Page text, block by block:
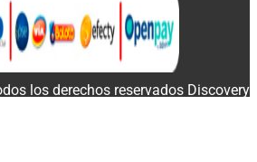
los derechos reservados Discovery